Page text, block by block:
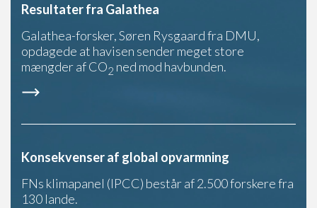
Resultater fra Galathea
Galathea-forsker, Søren Rysgaard fra DMU,
opdagede at havisen sender meget store
mængder af CO2 ned mod havbunden.
Konsekvenser af global opvarmning
FNs klimapanel (IPCC) består af 2.500 forskere fra
130 lande.